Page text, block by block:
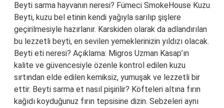
Beyti sarma hayvanın neresi? Fümeci SmokeHouse Kuzu
Beyti, kuzu bel etinin kendi yağıyla sarılıp şişlere
geçirilmesiyle hazırlanır. Karskiden olarak da adlandırılan
bu lezzetli beyti, en sevilen yemeklerinizin yıldızı olacak.
Beyti eti neresi? Açıklama: Migros Uzman Kasap’ın
kalite ve güvencesiyle özenle kontrol edilen kuzu
sırtından elde edilen kemiksiz, yumuşak ve lezzetli bir
ettir. Beyti sarma et nasıl pişirilir? Köfteleri altına fırın
kağıdı koyduğunuz fırın tepsisine dizin. Sebzeleri aynı